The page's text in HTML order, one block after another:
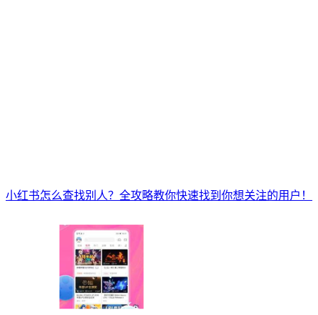
小红书怎么查找别人？全攻略教你快速找到你想关注的用户！